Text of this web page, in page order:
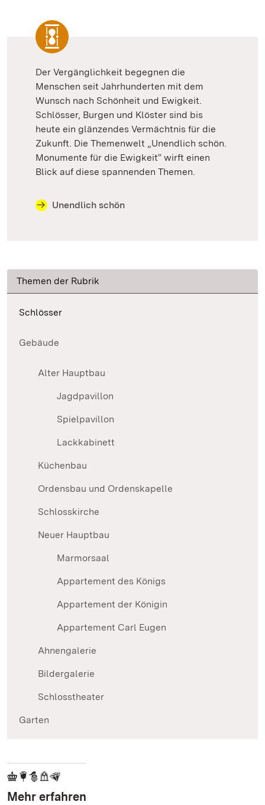
Der Vergänglichkeit begegnen die
Menschen seit Jahrhunderten mit dem
Wunsch nach Schönheit und Ewigkeit.
Schlösser, Burgen und Klöster sind bis
heute ein glänzendes Vermächtnis für die
Zukunft. Die Themenwelt „Unendlich schön.
Monumente für die Ewigkeit“ wirft einen
Blick auf diese spannenden Themen.
Unendlich schön
Themen der Rubrik
Schlösser
Gebäude
Alter Hauptbau
Jagdpavillon
Spielpavillon
Lackkabinett
Küchenbau
Ordensbau und Ordenskapelle
Schlosskirche
Neuer Hauptbau
Marmorsaal
Appartement des Königs
Appartement der Königin
Appartement Carl Eugen
Ahnengalerie
Bildergalerie
Schlosstheater
Garten
Mehr erfahren